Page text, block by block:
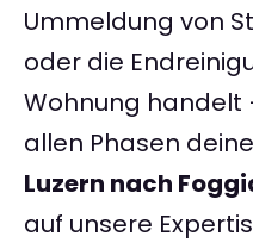
Ummeldung von
oder die
Wohnung handelt
allen Phasen
Luzern nach
auf unsere